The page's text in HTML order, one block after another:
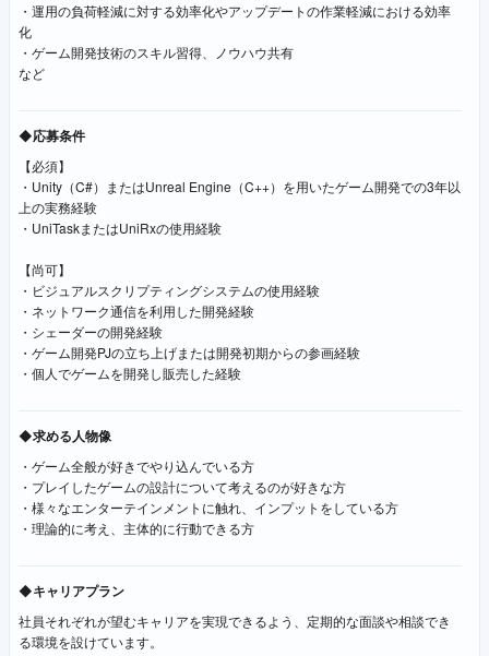
・運用の負荷軽減に対する効率化やアップデートの作業軽減における効率
化
・ゲーム開発技術のスキル習得、ノウハウ共有
など
◆応募条件
【必須】
・Unity（C#）またはUnreal Engine（C++）を用いたゲーム開発での3年以
上の実務経験
・UniTaskまたはUniRxの使用経験
【尚可】
・ビジュアルスクリプティングシステムの使用経験
・ネットワーク通信を利⽤した開発経験
・シェーダーの開発経験
・ゲーム開発PJの立ち上げまたは開発初期からの参画経験
・個人でゲームを開発し販売した経験
◆求める人物像
・ゲーム全般が好きでやり込んでいる方
・プレイしたゲームの設計について考えるのが好きな方
・様々なエンターテインメントに触れ、インプットをしている方
・理論的に考え、主体的に行動できる方
◆キャリアプラン
社員それぞれが望むキャリアを実現できるよう、定期的な面談や相談でき
る環境を設けています。